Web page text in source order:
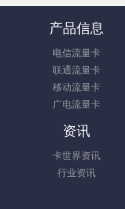
产品信息
电信流量卡
联通流量卡
移动流量卡
广电流量卡
资讯
卡世界资讯
行业资讯